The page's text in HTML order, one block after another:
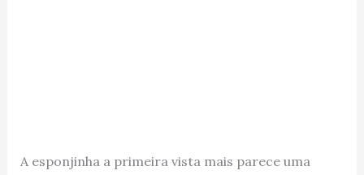
A esponjinha a primeira vista mais parece uma